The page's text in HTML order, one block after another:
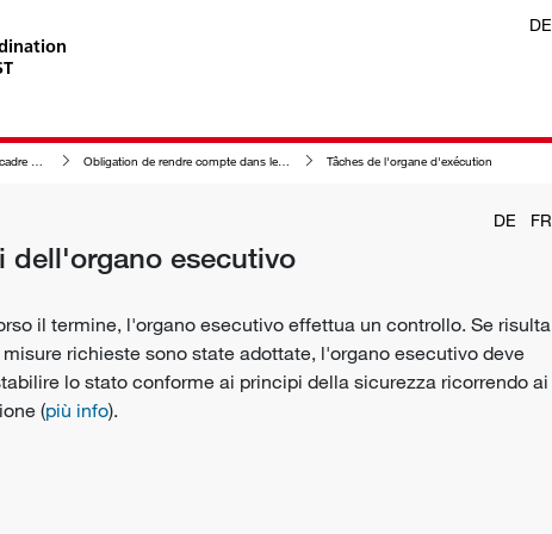
DE
au travail Obligation de rendre compte dans le cadre de la procédure d'exécution de la sécurité au travail Tâches de l'organe d'exécution
DE FR
dell'organo esecutivo
il termine, l'organo esecutivo effettua un controllo. Se risulta
richieste sono state adottate, l'organo esecutivo deve
lo stato conforme ai principi della sicurezza ricorrendo ai
(più info).